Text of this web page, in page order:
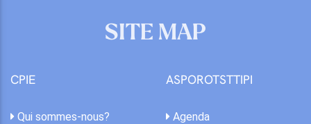
SITE MAP
CPIE
Qui sommes-nous?
ASPOROTSTTIPI
Agenda